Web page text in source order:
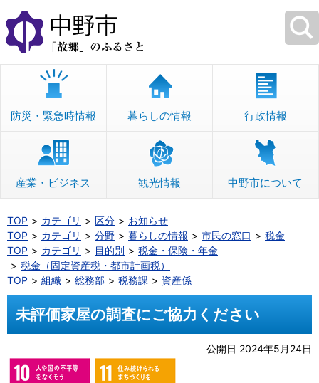
本
文
へ
移
防災・緊急時情報 暮らしの情報 行政情報
産業・ビジネス 観光情報 中野市について
TOP カテゴリ 区分
お知らせ
TOP
カテゴリ 分野 暮らしの情報 市民の窓口
税金
TOP
カテゴリ 目的別
税金・保険・年金
税金（固定資産税・都市計画税）
TOP
組織 総務部 税務課 資産係
未評価家屋の調査にご協力ください
公開日 2024年5月24日